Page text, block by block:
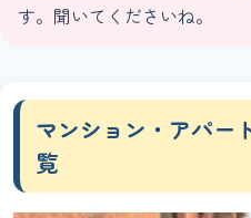
す。聞いてくださいね。
マンション・アパー
覧